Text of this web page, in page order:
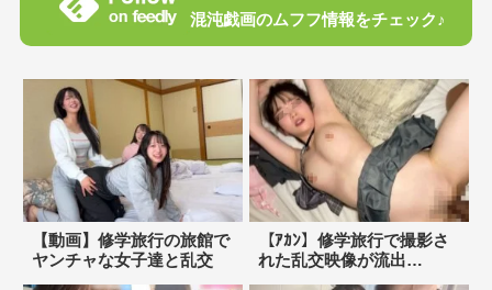
混沌戯画のムフフ情報をチェック♪
【動画】修学旅行の旅館で
ヤンチャな女子達と乱交
【ｱｶﾝ】修学旅行で撮影さ
れた乱交映像が流出…